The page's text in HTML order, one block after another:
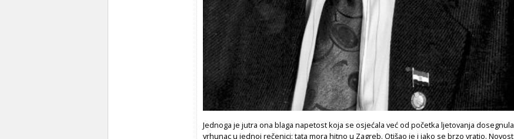
Jednoga je jutra ona blaga napetost koja se osjećala već od početka ljetovanja dosegnula
vrhunac u jednoj rečenici: tata mora hitno u Zagreb. Otišao je i jako se brzo vratio. Novost